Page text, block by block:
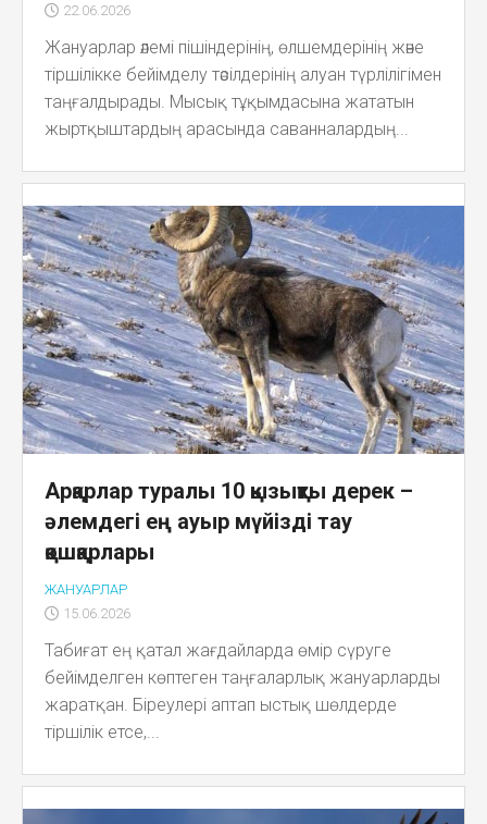
22.06.2026
Жануарлар әлемі пішіндерінің, өлшемдерінің және
тіршілікке бейімделу тәсілдерінің алуан түрлілігімен
таңғалдырады. Мысық тұқымдасына жататын
жыртқыштардың арасында саванналардың...
Арқарлар туралы 10 қызықты дерек –
әлемдегі ең ауыр мүйізді тау
қошқарлары
ЖАНУАРЛАР
15.06.2026
Табиғат ең қатал жағдайларда өмір сүруге
бейімделген көптеген таңғаларлық жануарларды
жаратқан. Біреулері аптап ыстық шөлдерде
тіршілік етсе,...